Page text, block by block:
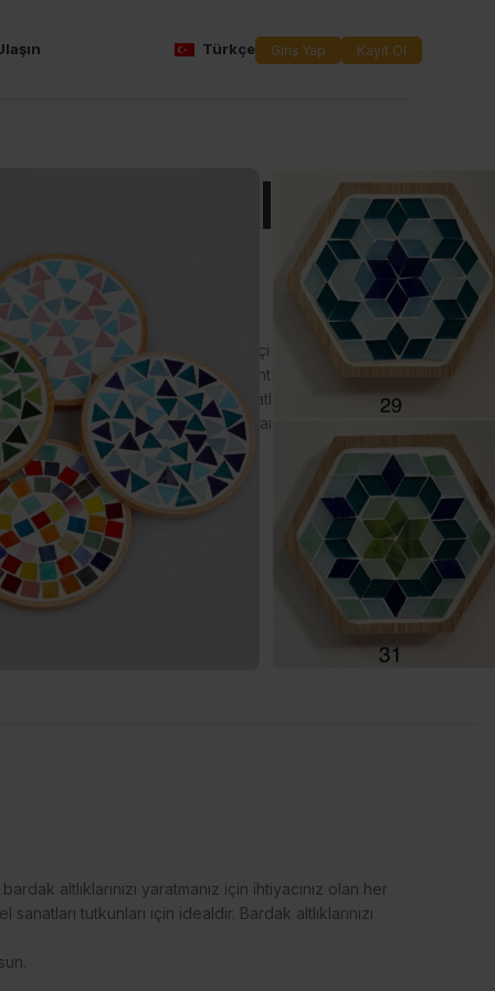
Türkçe Giriş Yap Kayıt Ol
Altlığı
severler için mükemmel bir seçim:
Mozaik Bardak
altlıklarınızı yaratmanız için ihtiyacınız olan her
altlıklar ve kolay anlaşılır talimatlar ile bu set, hem
tutkunları için idealdir. Bardak altlıklarınızı
bir dokunuş katın!
altlıklarınızı yaratmanız için ihtiyacınız olan her
tutkunları için idealdir. Bardak altlıklarınızı